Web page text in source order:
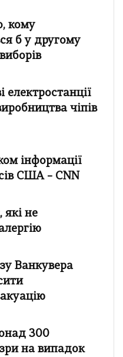
кому
б у другому
електростанції
чіпів
інформації
США – CNN
які не
Ванкувера
300
на випадок